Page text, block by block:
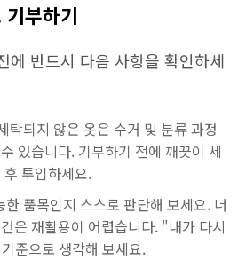
부하기
에 반드시 다음 사항을 확인하세
탁되지 않은 옷은 수거 및 분류 과정
있습니다. 기부하기 전에 깨끗이 세
투입하세요.
한 품목인지 스스로 판단해 보세요. 너
은 재활용이 어렵습니다. "내가 다시
준으로 생각해 보세요.